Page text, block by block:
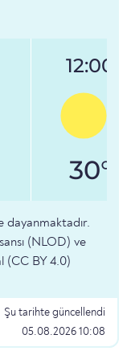
12:00
30°
(NLOD) ve
(CC BY 4.0)
Şu tarihte güncellendi
05.08.2026 10:08